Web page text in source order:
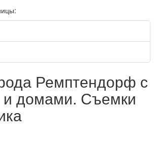
Ремптендорф с
домами. Съемки